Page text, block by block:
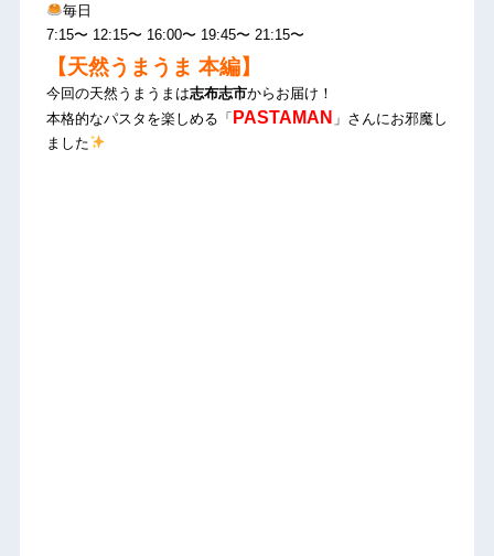
毎日
7:15〜 12:15〜 16:00〜 19:45〜 21:15〜
【天然うまうま 本編】
今回の天然うまうまは志布志市からお届け！
本格的なパスタを楽しめる「 PASTAMAN 」さんにお邪魔し
ました